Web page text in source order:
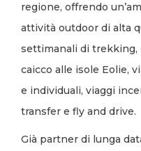
regione, offrendo
attività outdoor di alta
settimanali di trekking,
caicco alle isole Eolie,
e individuali, viaggi
transfer e fly and drive.
Già partner di lunga